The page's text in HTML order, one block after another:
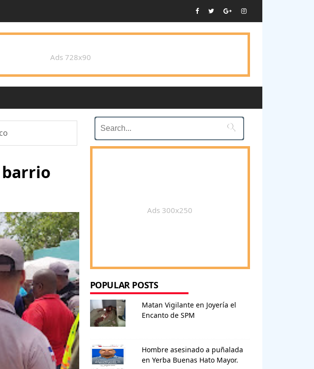
Ads 728x90
barrio

Ads 300x250
POPULAR POSTS
Matan Vigilante en Joyería el
Encanto de SPM
Hombre asesinado a puñalada
en Yerba Buenas Hato Mayor.